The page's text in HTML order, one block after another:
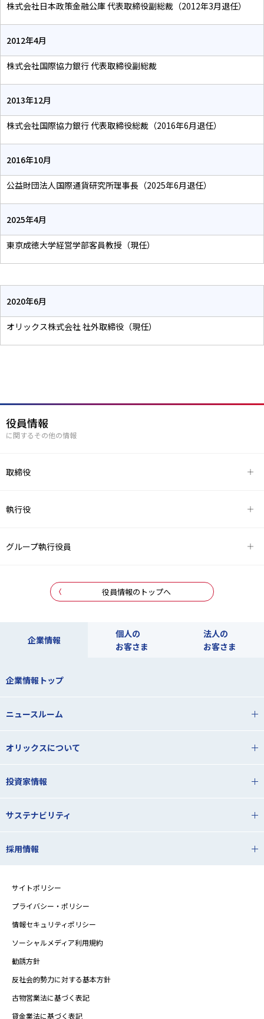
株式会社日本政策金融公庫 代表取締役副総裁（2012年3月退任）
2012年4月
株式会社国際協力銀行 代表取締役副総裁
2013年12月
株式会社国際協力銀行 代表取締役総裁（2016年6月退任）
2016年10月
公益財団法人国際通貨研究所理事長（2025年6月退任）
2025年4月
東京成徳大学経営学部客員教授（現任）
2020年6月
オリックス株式会社 社外取締役（現任）
役員情報
に関するその他の情報
取締役
執行役
グループ執行役員
役員情報のトップへ
企業情報
個人の
お客さま
法人の
お客さま
企業情報トップ
ニュースルーム
オリックスについて
投資家情報
サステナビリティ
採用情報
サイトポリシー
プライバシー・ポリシー
情報セキュリティポリシー
ソーシャルメディア利用規約
勧誘方針
反社会的勢力に対する基本方針
古物営業法に基づく表記
貸金業法に基づく表記